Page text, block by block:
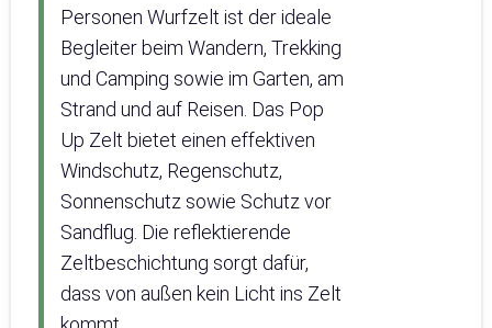
Personen Wurfzelt ist der ideale
Begleiter beim Wandern, Trekking
und Camping sowie im Garten, am
Strand und auf Reisen. Das Pop
Up Zelt bietet einen effektiven
Windschutz, Regenschutz,
Sonnenschutz sowie Schutz vor
Sandflug. Die reflektierende
Zeltbeschichtung sorgt dafür,
dass von außen kein Licht ins Zelt